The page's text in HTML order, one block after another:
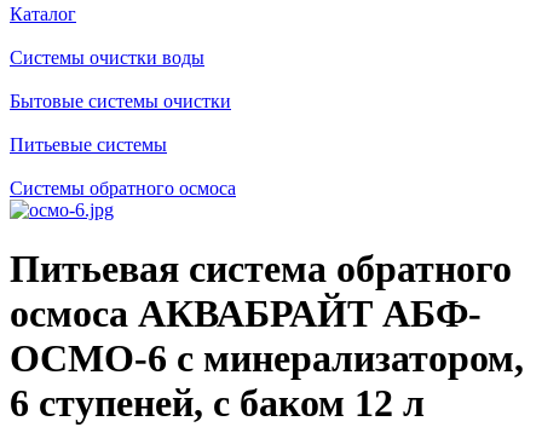
Каталог
Системы очистки воды
Бытовые системы очистки
Питьевые системы
Системы обратного осмоса
Питьевая система обратного
осмоса АКВАБРАЙТ АБФ-
ОСМО-6 с минерализатором,
6 ступеней, с баком 12 л